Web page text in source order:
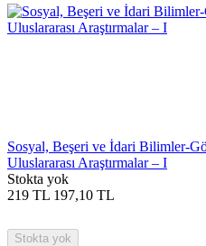
Sosyal, Beşeri ve İdari Bilimler-
Uluslararası Araştırmalar – I
Stokta yok
219 TL 197,10 TL
Stokta yok